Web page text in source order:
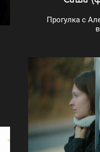
Прогулка с